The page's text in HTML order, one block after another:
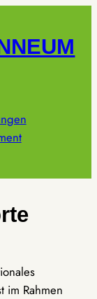
im Rahmen